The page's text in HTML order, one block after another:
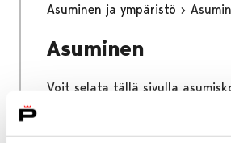
Asuminen ja ympäristö
Asuminen
Voit selata tällä sivulla